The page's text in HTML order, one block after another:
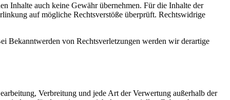
Inhalte auch keine Gewähr übernehmen. Für die Inhalte der
auf mögliche Rechtsverstöße überprüft. Rechtswidrige
Bekanntwerden von Rechtsverletzungen werden wir derartige
Verbreitung und jede Art der Verwertung außerhalb der